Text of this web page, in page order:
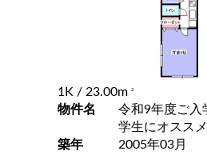
1K / 23.00m 2
物件名
令和9年度ご入
学生にオスス
築年
2005年03月